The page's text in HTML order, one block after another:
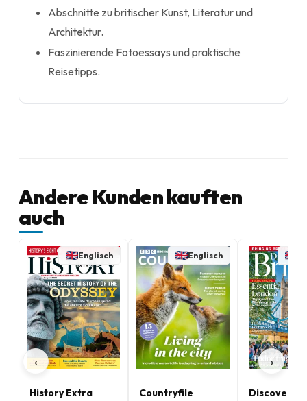
Abschnitte zu britischer Kunst, Literatur und
Architektur.
Faszinierende Fotoessays und praktische
Reisetipps.
Andere Kunden kauften
auch
‹
Englisch
History Extra
Englisch
Countryfile
Discover
›